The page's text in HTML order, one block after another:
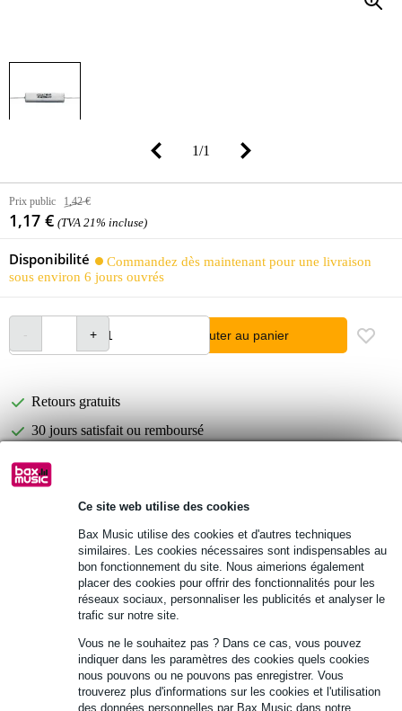
Ce site web utilise des cookies
Bax Music utilise des cookies et d'autres techniques
similaires. Les cookies nécessaires sont indispensables au
bon fonctionnement du site. Nous aimerions également
placer des cookies pour offrir des fonctionnalités pour les
réseaux sociaux, personnaliser les publicités et analyser le
trafic sur notre site.
Vous ne le souhaitez pas ? Dans ce cas, vous pouvez
indiquer dans les paramètres des cookies quels cookies
nous pouvons ou ne pouvons pas enregistrer. Vous
trouverez plus d'informations sur les cookies et l'utilisation
des données personnelles par Bax Music dans notre
1/1
Prix public 1,42 €
1,17 € (TVA 21% incluse)
Disponibilité
Commandez dès maintenant pour une livraison
sous environ 6 jours ouvrés
Ajouter au panier
Retours gratuits
30 jours satisfait ou remboursé
Retrait gratuit en magasin
Informations
Matériau : céramique
puissance_watt : 10 W
Afficher toutes les caractéristiques du produit